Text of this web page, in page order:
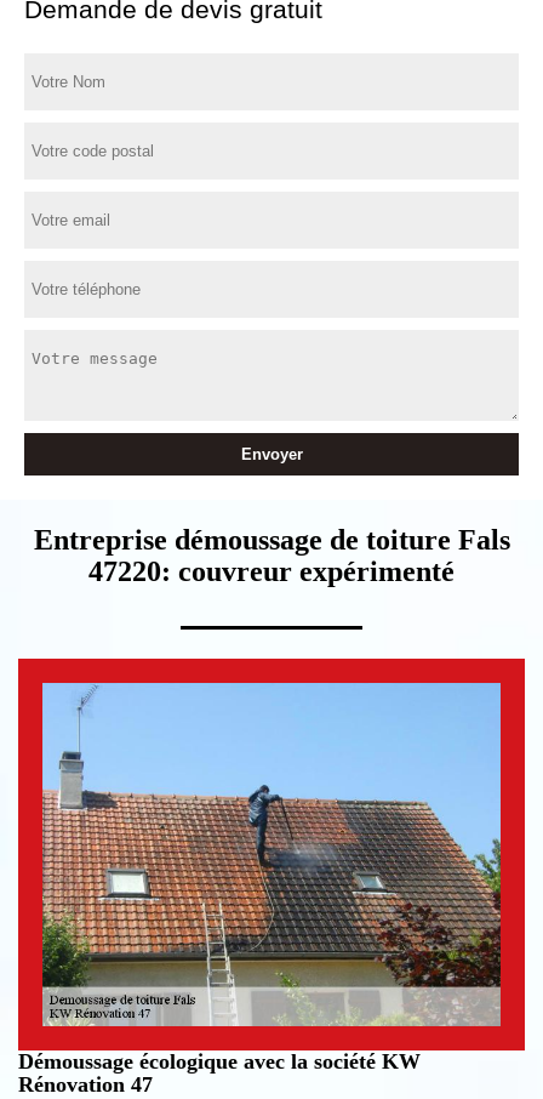
Demande de devis gratuit
Entreprise démoussage de toiture Fals
47220: couvreur expérimenté
Démoussage écologique avec la société KW
Rénovation 47